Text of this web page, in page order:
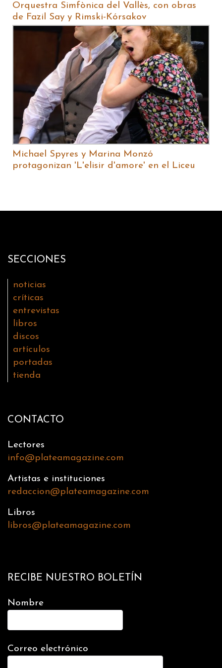
Orquestra Simfònica del Vallès, con obras
de Fazil Say y Rimski-Kórsakov
Michael Spyres y Marina Monzó
protagonizan 'L'elisir d'amore' en el Liceu
SECCIONES
noticias
críticas
entrevistas
libros
discos
artículos
portadas
tienda
CONTACTO
Lectores
info@plateamagazine.com
Artistas e instituciones
redaccion@plateamagazine.com
Libros
libros@plateamagazine.com
RECIBE NUESTRO BOLETÍN
Nombre
Correo electrónico